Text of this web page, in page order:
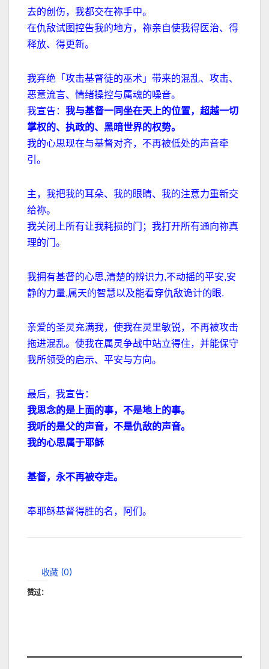
去的创伤，我都交在祢手中。
在仇敌试图控告我的地方，祢亲自使我得医治、得
释放、得更新。
我弃绝「攻击基督徒的巫术」带来的混乱、攻击、
恶意流言、情绪操控与属魂的噪音。
我宣告： 我与基督一同坐在天上的位置，超越一切
掌权的、执政的、黑暗世界的权势。
我的心思现在与基督对齐，不再被低处的声音牵
引。
主，我把我的耳朵、我的眼睛、我的注意力重新交
给祢。
我关闭上所有让我耗损的门；我打开所有通向祢真
理的门。
我拥有基督的心思,清楚的辨识力,不动摇的平安,安
静的力量,属天的智慧以及能看穿仇敌诡计的眼.
亲爱的圣灵充满我，使我在灵里敏锐，不再被攻击
拖进混乱。使我在属灵争战中站立得住，并能保守
我所领受的启示、平安与方向。
最后，我宣告：
我思念的是上面的事，不是地上的事。
我听的是父的声音，不是仇敌的声音。
我的心思属于耶稣
基督，永不再被夺走。
奉耶稣基督得胜的名，阿们。
收藏 (0)
赞过：